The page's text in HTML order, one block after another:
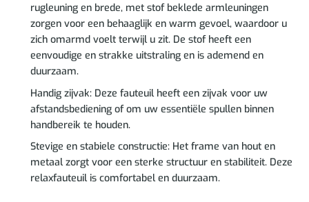
rugleuning en brede, met stof beklede armleuningen
zorgen voor een behaaglijk en warm gevoel, waardoor u
zich omarmd voelt terwijl u zit. De stof heeft een
eenvoudige en strakke uitstraling en is ademend en
duurzaam.
Handig zijvak: Deze fauteuil heeft een zijvak voor uw
afstandsbediening of om uw essentiële spullen binnen
handbereik te houden.
Stevige en stabiele constructie: Het frame van hout en
metaal zorgt voor een sterke structuur en stabiliteit. Deze
relaxfauteuil is comfortabel en duurzaam.